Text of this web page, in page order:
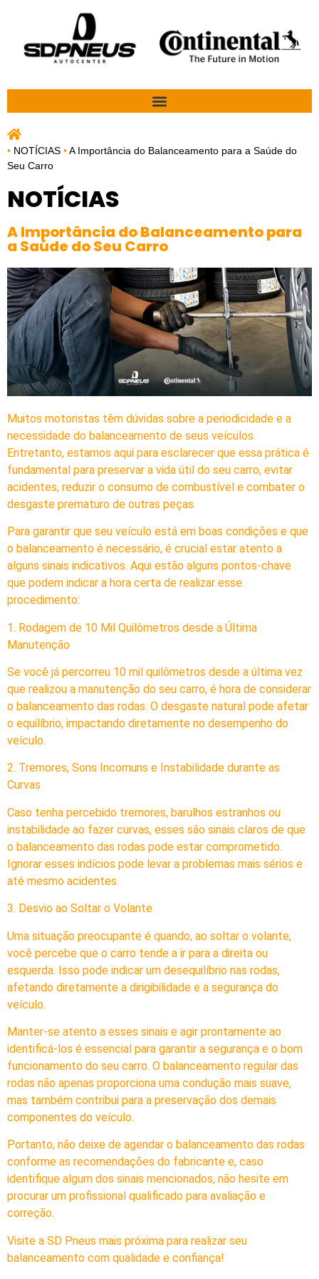
• NOTÍCIAS •A Importância do Balanceamento para a Saúde do
Seu Carro
NOTÍCIAS
A Importância do Balanceamento para
a Saúde do Seu Carro
Muitos motoristas têm dúvidas sobre a periodicidade e a
necessidade do balanceamento de seus veículos.
Entretanto, estamos aqui para esclarecer que essa prática é
fundamental para preservar a vida útil do seu carro, evitar
acidentes, reduzir o consumo de combustível e combater o
desgaste prematuro de outras peças.
Para garantir que seu veículo está em boas condições e que
o balanceamento é necessário, é crucial estar atento a
alguns sinais indicativos. Aqui estão alguns pontos-chave
que podem indicar a hora certa de realizar esse
procedimento:
1. Rodagem de 10 Mil Quilômetros desde a Última
Manutenção
Se você já percorreu 10 mil quilômetros desde a última vez
que realizou a manutenção do seu carro, é hora de considerar
o balanceamento das rodas. O desgaste natural pode afetar
o equilíbrio, impactando diretamente no desempenho do
veículo.
2. Tremores, Sons Incomuns e Instabilidade durante as
Curvas
Caso tenha percebido tremores, barulhos estranhos ou
instabilidade ao fazer curvas, esses são sinais claros de que
o balanceamento das rodas pode estar comprometido.
Ignorar esses indícios pode levar a problemas mais sérios e
até mesmo acidentes.
3. Desvio ao Soltar o Volante
Uma situação preocupante é quando, ao soltar o volante,
você percebe que o carro tende a ir para a direita ou
esquerda. Isso pode indicar um desequilíbrio nas rodas,
afetando diretamente a dirigibilidade e a segurança do
veículo.
Manter-se atento a esses sinais e agir prontamente ao
identificá-los é essencial para garantir a segurança e o bom
funcionamento do seu carro. O balanceamento regular das
rodas não apenas proporciona uma condução mais suave,
mas também contribui para a preservação dos demais
componentes do veículo.
Portanto, não deixe de agendar o balanceamento das rodas
conforme as recomendações do fabricante e, caso
identifique algum dos sinais mencionados, não hesite em
procurar um profissional qualificado para avaliação e
correção.
Visite a SD Pneus mais próxima para realizar seu
balanceamento com qualidade e confiança!